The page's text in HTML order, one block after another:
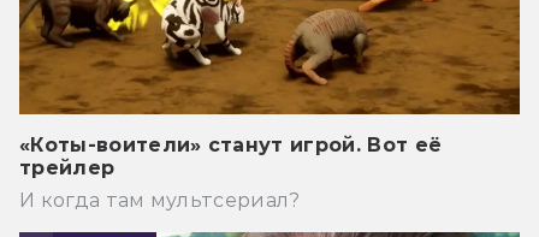
«Коты-воители» станут игрой. Вот её
трейлер
И когда там мультсериал?